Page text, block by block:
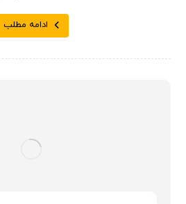
ادامه مطلب